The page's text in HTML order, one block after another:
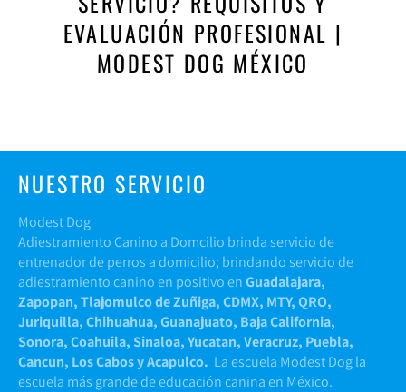
EVALUACIÓN PROFESIONAL |
MODEST DOG MÉXICO
NUESTRO SERVICIO
Modest Dog
Adiestramiento Canino a Domcilio brinda servicio de
entrenador de perros a domicilio; brindando servicio de
adiestramiento canino en positivo enGuadalajara,
Zapopan, Tlajomulco de Zuñiga, CDMX, MTY, QRO,
Juriquilla, Chihuahua, Guanajuato, Baja California,
Sonora, Coahuila, Sinaloa, Yucatan, Veracruz, Puebla,
Cancun, Los Cabos y Acapulco. La escuela Modest Dog la
escuela más grande de educación canina en México.